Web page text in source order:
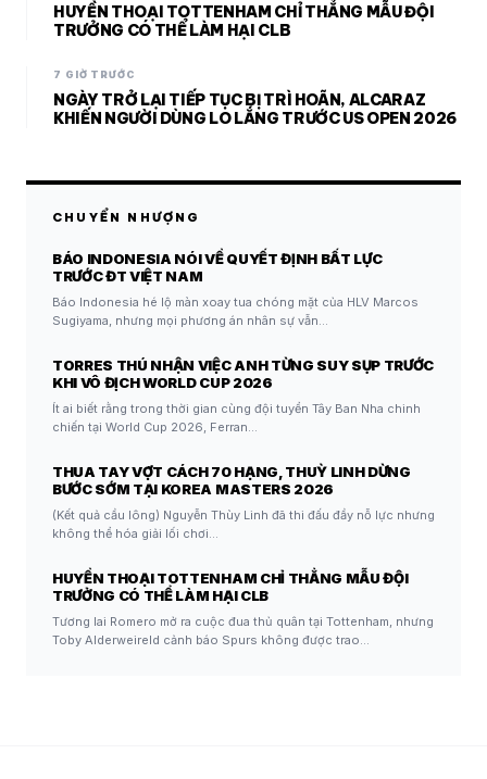
HUYỀN THOẠI TOTTENHAM CHỈ THẲNG MẪU ĐỘI
TRƯỞNG CÓ THỂ LÀM HẠI CLB
7 GIỜ TRƯỚC
NGÀY TRỞ LẠI TIẾP TỤC BỊ TRÌ HOÃN, ALCARAZ
KHIẾN NGƯỜI DÙNG LO LẮNG TRƯỚC US OPEN 2026
CHUYỂN NHƯỢNG
BÁO INDONESIA NÓI VỀ QUYẾT ĐỊNH BẤT LỰC
TRƯỚC ĐT VIỆT NAM
Báo Indonesia hé lộ màn xoay tua chóng mặt của HLV Marcos
Sugiyama, nhưng mọi phương án nhân sự vẫn…
TORRES THÚ NHẬN VIỆC ANH TỪNG SUY SỤP TRƯỚC
KHI VÔ ĐỊCH WORLD CUP 2026
Ít ai biết rằng trong thời gian cùng đội tuyển Tây Ban Nha chinh
chiến tại World Cup 2026, Ferran…
THUA TAY VỢT CÁCH 70 HẠNG, THUỲ LINH DỪNG
BƯỚC SỚM TẠI KOREA MASTERS 2026
(Kết quả cầu lông) Nguyễn Thùy Linh đã thi đấu đầy nỗ lực nhưng
không thể hóa giải lối chơi…
HUYỀN THOẠI TOTTENHAM CHỈ THẲNG MẪU ĐỘI
TRƯỞNG CÓ THỂ LÀM HẠI CLB
Tương lai Romero mở ra cuộc đua thủ quân tại Tottenham, nhưng
Toby Alderweireld cảnh báo Spurs không được trao…